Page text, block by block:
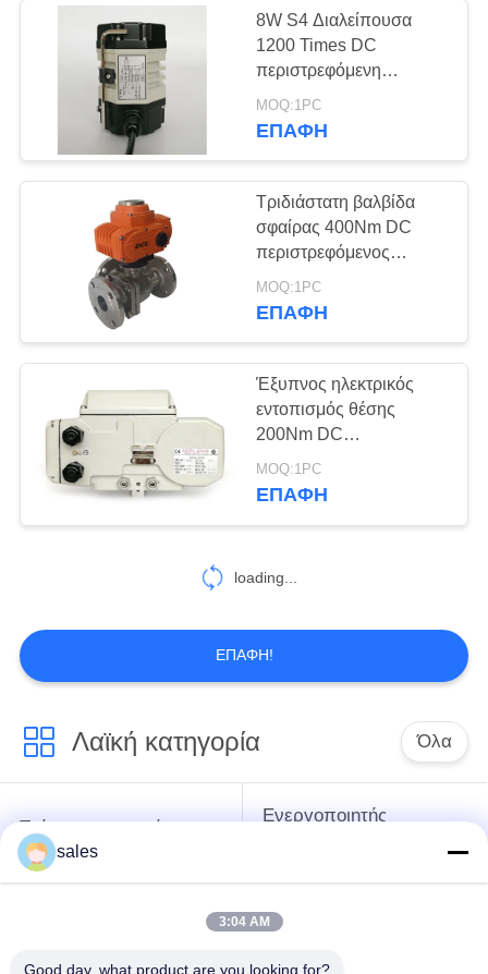
8W S4 Διαλείπουσα
1200 Times DC
περιστρεφόμενη
ενεργοποιητή
MOQ:1PC
ΕΠΑΦΉ
Τριδιάστατη βαλβίδα
σφαίρας 400Nm DC
περιστρεφόμενος
ενεργοποιητής
MOQ:1PC
ΕΠΑΦΉ
Έξυπνος ηλεκτρικός
εντοπισμός θέσης
200Nm DC
περιστρεφόμενος
ενεργοποιητής
MOQ:1PC
ΕΠΑΦΉ
loading...
ΕΠΑΦΉ!
Λαϊκή κατηγορία Όλα
Τρίμηνος στροφής
Ενεργοποιητής
Ενεργοποιητής
sales
3:04 AM
Good day, what product are you looking for?